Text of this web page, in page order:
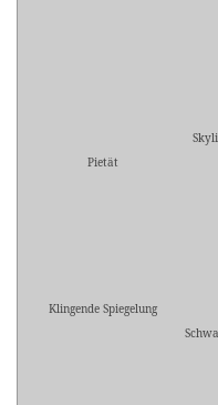
Pietät
Klingende Spiegelung